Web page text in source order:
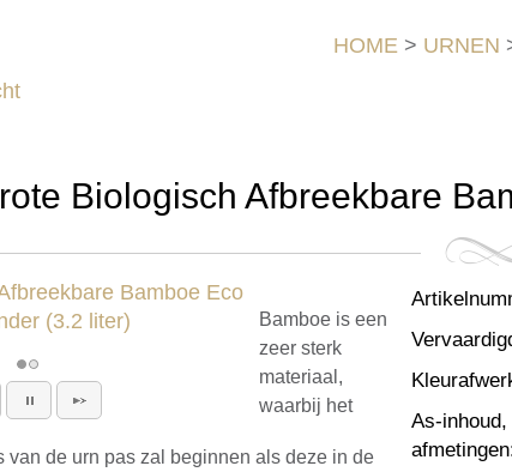
HOME > URNEN
Biologisch Afbreekbare
As-
afmetingen
Bamboe is een
zeer sterk
materiaal,
waarbij het
de urn pas zal beginnen als deze in de